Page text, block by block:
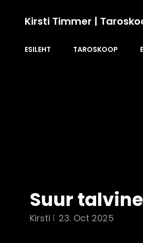
Kirsti Timmer |
ESILEHT TAROSKOOP
Suur
Kirsti 23. Oct 2025